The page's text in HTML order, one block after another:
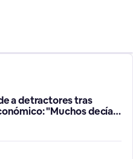
a detractores tras
"Muchos decían
recesión"